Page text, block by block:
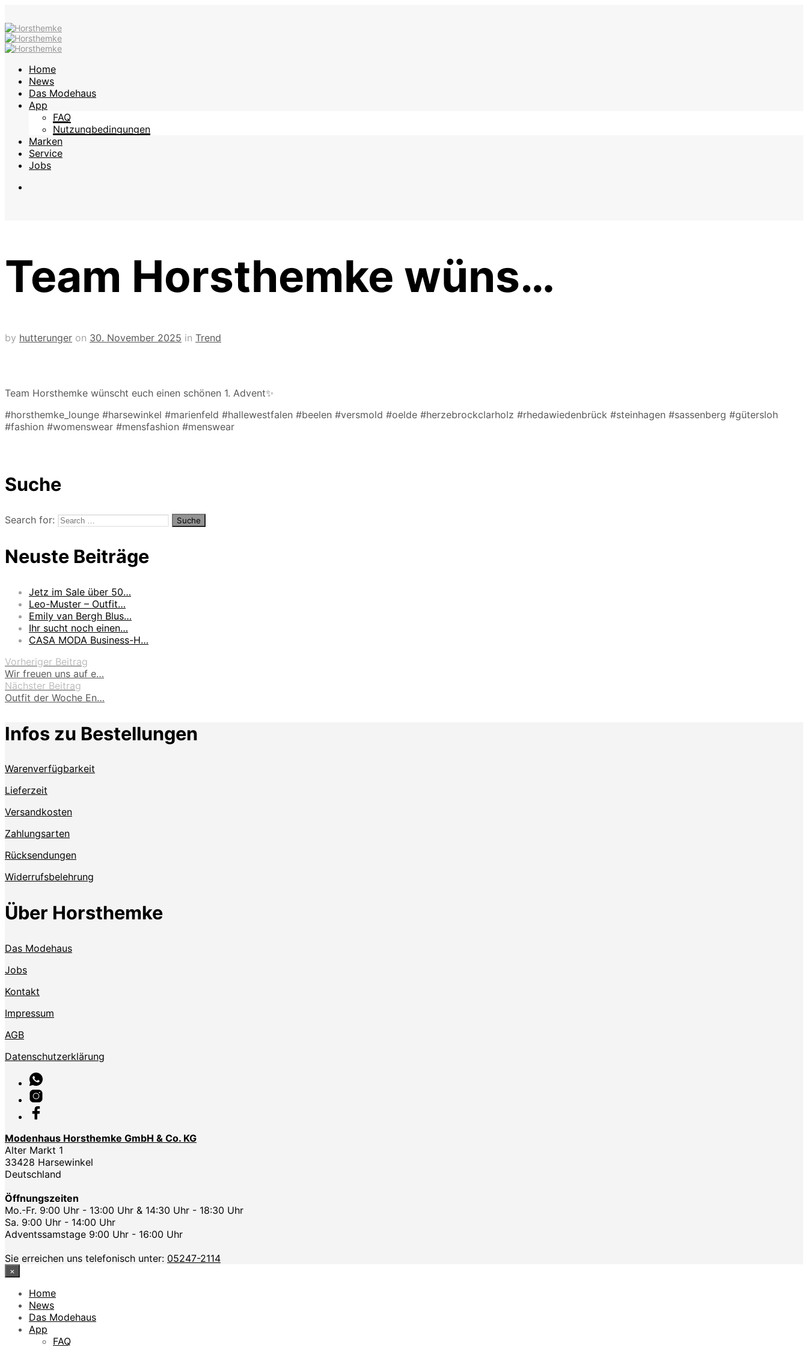
Home
News
Das Modehaus
App
FAQ
Nutzungbedingungen
Marken
Service
Jobs
Team Horsthemke wüns…
by hutterunger on 30. November 2025 in Trend
Team Horsthemke wünscht euch einen schönen 1. Advent✨
#horsthemke_lounge #harsewinkel #marienfeld #hallewestfalen #beelen #versmold #oelde #herzebrockclarholz #rhedawiedenbrück #steinhagen #sassenberg #gütersloh
#fashion #womenswear #mensfashion #menswear
Suche
Search for:
Neuste Beiträge
Jetz im Sale über 50…
Leo-Muster – Outfit…
Emily van Bergh Blus…
Ihr sucht noch einen…
CASA MODA Business-H…
Vorheriger Beitrag
Wir freuen uns auf e…
Nächster Beitrag
Outfit der Woche En…
Infos zu Bestellungen
Warenverfügbarkeit
Lieferzeit
Versandkosten
Zahlungsarten
Rücksendungen
Widerrufsbelehrung
Über Horsthemke
Das Modehaus
Jobs
Kontakt
Impressum
AGB
Datenschutzerklärung
Modenhaus Horsthemke GmbH & Co. KG
Alter Markt 1
33428 Harsewinkel
Deutschland
Öffnungszeiten
Mo.-Fr. 9:00 Uhr - 13:00 Uhr & 14:30 Uhr - 18:30 Uhr
Sa. 9:00 Uhr - 14:00 Uhr
Adventssamstage 9:00 Uhr - 16:00 Uhr
Sie erreichen uns telefonisch unter: 05247-2114
×
Home
News
Das Modehaus
App
FAQ